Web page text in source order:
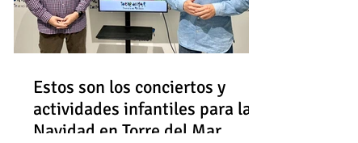
Estos son los conciertos y
actividades infantiles para la
Navidad en Torre del Mar